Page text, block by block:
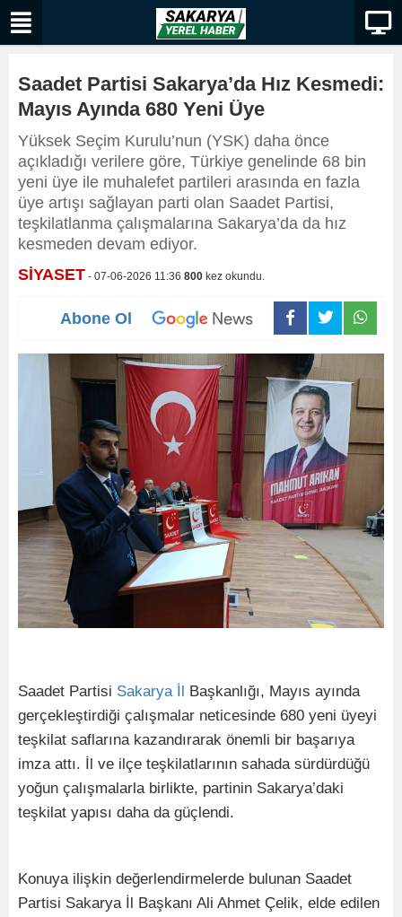
Saadet Partisi Sakarya’da Hız Kesmedi:
Mayıs Ayında 680 Yeni Üye
Yüksek Seçim Kurulu’nun (YSK) daha önce
açıkladığı verilere göre, Türkiye genelinde 68 bin
yeni üye ile muhalefet partileri arasında en fazla
üye artışı sağlayan parti olan Saadet Partisi,
teşkilatlanma çalışmalarına Sakarya’da da hız
kesmeden devam ediyor.
SİYASET - 07-06-2026 11:36 800 kez okundu.
Abone Ol
Saadet Partisi Sakarya İl Başkanlığı, Mayıs ayında
gerçekleştirdiği çalışmalar neticesinde 680 yeni üyeyi
teşkilat saflarına kazandırarak önemli bir başarıya
imza attı. İl ve ilçe teşkilatlarının sahada sürdürdüğü
yoğun çalışmalarla birlikte, partinin Sakarya’daki
teşkilat yapısı daha da güçlendi.
Konuya ilişkin değerlendirmelerde bulunan Saadet
Partisi Sakarya İl Başkanı Ali Ahmet Çelik, elde edilen